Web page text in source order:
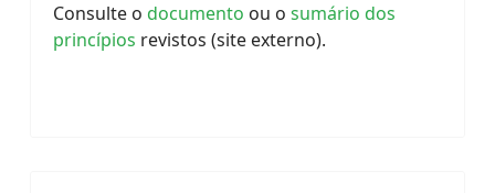
Consulte o documento ou o sumário dos
princípios revistos (site externo).